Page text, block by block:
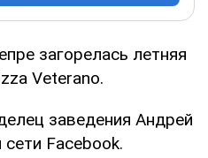
загорелась летняя
Veterano.
заведения Андрей
Facebook.